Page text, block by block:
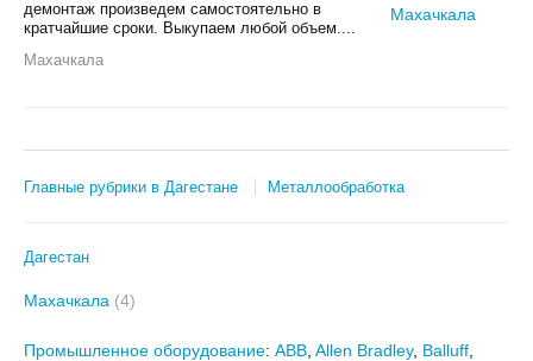
дeмонтаж пpoизвeдeм caмoстоятельно в
кpaтчaйшиe cрoки. Выкупаем любой oбъем....
Махачкала
Главные рубрики в Дагестане Металлообработка
Дагестан
Махачкала (4)
Промышленное оборудование: ABB Allen Bradley, Balluff